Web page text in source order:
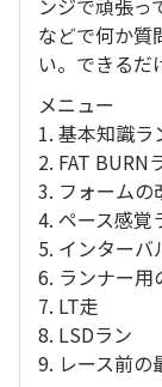
ンジで頑張っ
などで何か質
い。できるだ
メニュー
1. 基本知識ラ
2. FAT BURN
3. フォームの
4. ペース感覚
5. インター
6. ランナー用
7. LT走
8. LSDラン
9. レース前の